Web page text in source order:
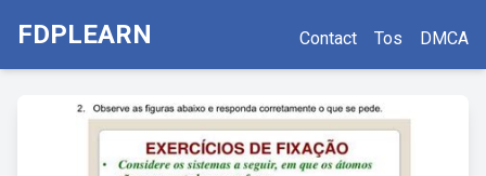
FDPLEARN Contact Tos DMCA